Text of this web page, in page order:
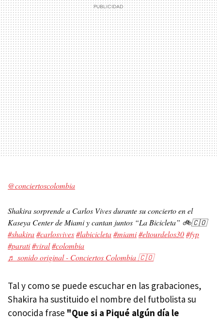
@conciertoscolombia
Shakira sorprende a Carlos Vives durante su concierto en el
Kaseya Center de Miami y cantan juntos “La Bicicleta” 🚲🇨🇴
#shakira#carlosvives#labicicleta#miami#eltourdelos30#fyp
#parati#viral#colombia
♬ sonido original - Conciertos Colombia 🇨🇴
Tal y como se puede escuchar en las grabaciones,
Shakira ha sustituido el nombre del futbolista su
conocida frase "Que si a Piqué algún día le